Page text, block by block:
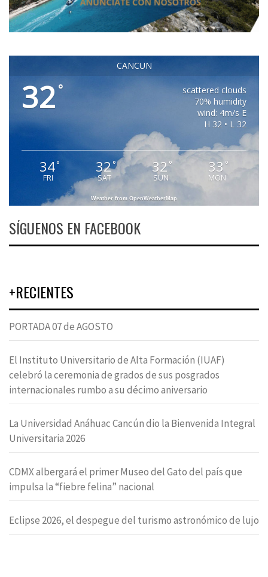
CANCUN
32 °
scattered clouds
70% humidity
wind: 4m/s E
H 32 • L 32
34°
FRI
32°
SAT
32 °
SUN
33 °
MON
Weather from OpenWeatherMap
SÍGUENOS EN FACEBOOK
+RECIENTES
PORTADA 07 de AGOSTO
El Instituto Universitario de Alta Formación (IUAF)
celebró la ceremonia de grados de sus posgrados
internacionales rumbo a su décimo aniversario
La Universidad Anáhuac Cancún dio la Bienvenida Integral
Universitaria 2026
CDMX albergará el primer Museo del Gato del país que
impulsa la “fiebre felina” nacional
Eclipse 2026, el despegue del turismo astronómico de lujo